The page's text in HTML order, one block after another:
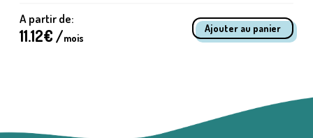
A partir de:
11.12€ /mois